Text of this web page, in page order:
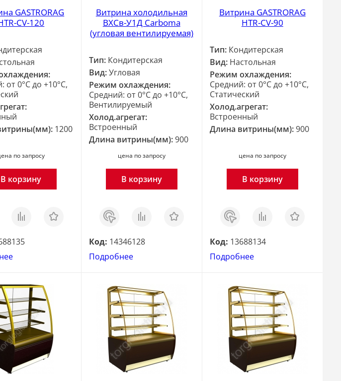
GASTRORAG
CV-120
от 0°C до +10°C,
1200
по запросу
В корзину
Сравнить Отложить
Витрина холодильная
ВХСв-У1Д Carboma
(угловая вентилируемая)
Тип: Кондитерская
Вид:Угловая
Режим охлаждения:
Средний: от 0°C до +10°C,
Вентилируемый
Холод.агрегат:
Встроенный
Длина витрины(мм):900
цена по запросу
В корзину
Заказ
в 1
клик
Сравнить Отложить
Код: 14346128
Подробнее
Витрина GASTRORAG
HTR-CV-90
Тип: Кондитерская
Вид: Настольная
Режим охлаждения:
Средний: от 0°C до +10°C,
Статический
Холод.агрегат:
Встроенный
Длина витрины(мм):900
цена по запросу
В корзину
Заказ
в 1
клик
Сравнить Отложить
Код: 13688134
Подробнее